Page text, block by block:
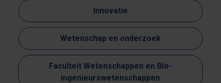
Innovatie
Wetenschap en onderzoek
Faculteit Wetenschappen en Bio-
ingenieurswetenschappen